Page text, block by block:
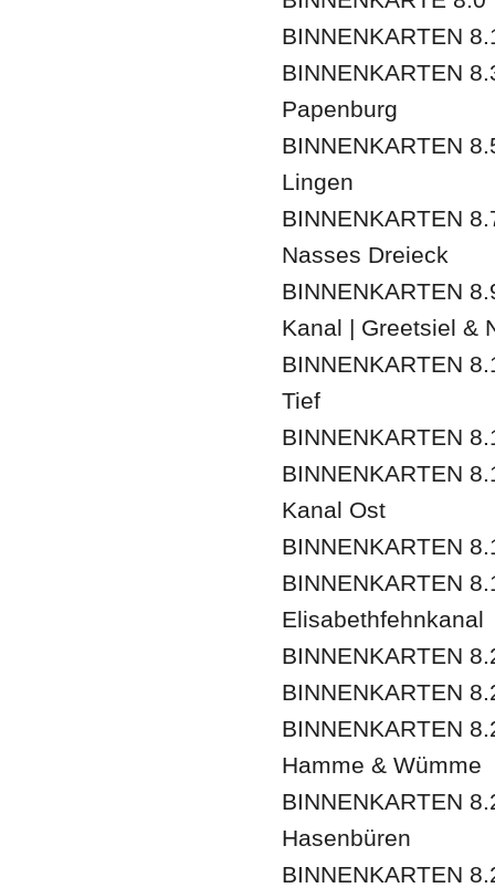
Papenburg
Lingen
Nasses Dreieck
BINNENKARTEN
Kanal | Greetsiel &
BINNENKARTEN
Tief
BINNENKARTEN
BINNENKARTEN
Kanal Ost
BINNENKARTEN
BINNENKARTEN
Elisabethfehnkanal
BINNENKARTEN
BINNENKARTEN
BINNENKARTEN
Hamme & Wümme
BINNENKARTEN
Hasenbüren
BINNENKARTEN